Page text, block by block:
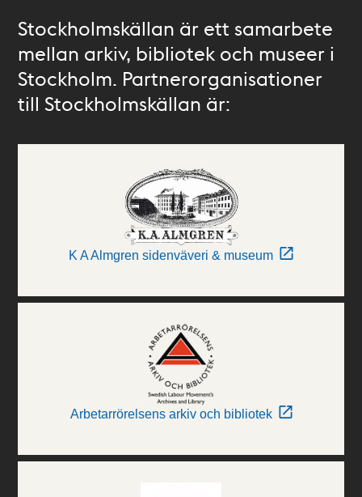
Stockholmskällan är ett samarbete
mellan arkiv, bibliotek och museer i
Stockholm. Partnerorganisationer
till Stockholmskällan är:
K A Almgren sidenväveri & museum
Arbetarrörelsens arkiv och bibliotek